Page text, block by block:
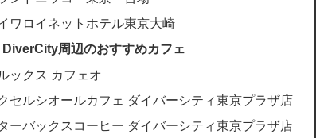
ワロイネットホテル東京大崎
周辺のおすすめカフェ
ックス カフェオ
セルシオールカフェ ダイバーシティ東京プラザ店
ーバックスコーヒー ダイバーシティ東京プラザ店